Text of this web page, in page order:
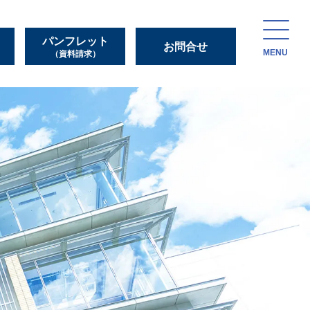
パンフレット
（資料請求）
お問合せ
MENU